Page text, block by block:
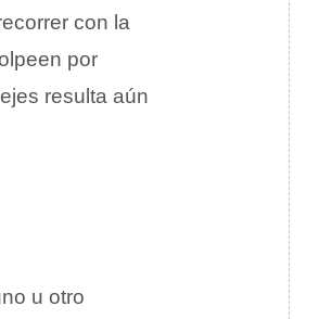
con la
por
resulta aún
u otro